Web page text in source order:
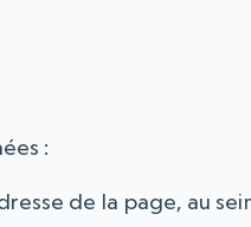
:
de la page, au